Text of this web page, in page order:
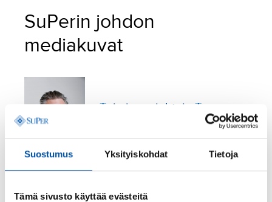
Suostumus Yksityiskohdat Tietoja
Tämä sivusto käyttää evästeitä
SuPerin johdon
mediakuvat
Toiminnanjohtaja Tanu
JPG
Edunvalvontajohtaja